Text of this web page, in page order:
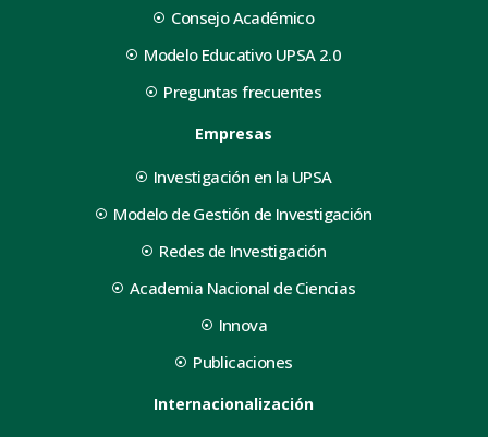
Consejo Académico
Modelo Educativo UPSA 2.0
Preguntas frecuentes
Empresas
Investigación en la UPSA
Modelo de Gestión de Investigación
Redes de Investigación
Academia Nacional de Ciencias
Innova
Publicaciones
Internacionalización